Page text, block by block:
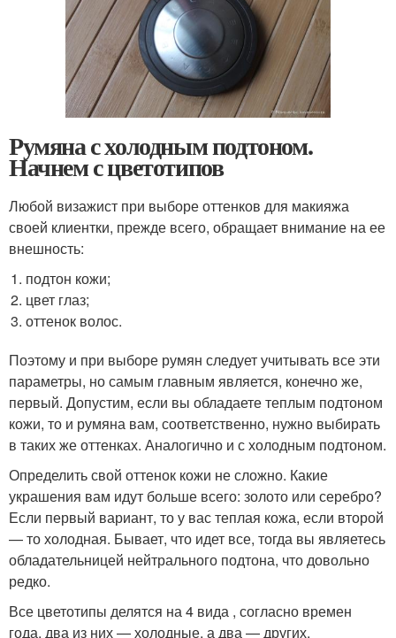
Румяна с холодным подтоном.
Начнем с цветотипов
Любой визажист при выборе оттенков для макияжа
своей клиентки, прежде всего, обращает внимание на ее
внешность:
подтон кожи;
цвет глаз;
оттенок волос.
Поэтому и при выборе румян следует учитывать все эти
параметры, но самым главным является, конечно же,
первый. Допустим, если вы обладаете теплым подтоном
кожи, то и румяна вам, соответственно, нужно выбирать
в таких же оттенках. Аналогично и с холодным подтоном.
Определить свой оттенок кожи не сложно. Какие
украшения вам идут больше всего: золото или серебро?
Если первый вариант, то у вас теплая кожа, если второй
— то холодная. Бывает, что идет все, тогда вы являетесь
обладательницей нейтрального подтона, что довольно
редко.
Все цветотипы делятся на 4 вида , согласно времен
года, два из них — холодные, а два — других,